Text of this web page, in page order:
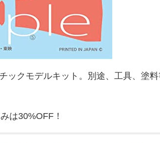
クモデルキット。別途、工具、塗料
は30%OFF！